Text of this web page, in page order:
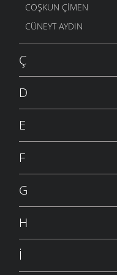
COŞKUN ÇIMEN
CÜNEYT AYDIN
Ç
D
E
F
G
H
İ